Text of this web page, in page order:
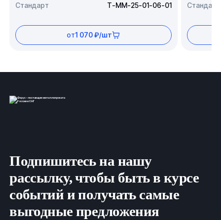
Стандарт
Т-ММ-25-01-06-01
от1 070 ₽/шт
Стандарт
Подпишитесь на нашу
рассылку, чтобы быть в курсе
событий и получать самые
выгодные предложения